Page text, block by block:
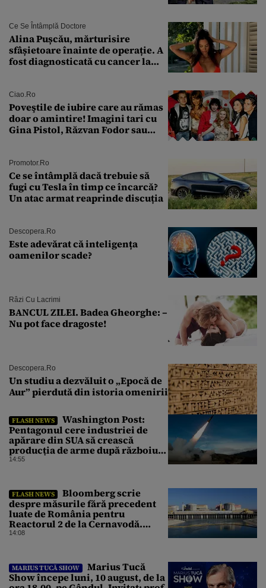
Ce Se Întâmplă Doctore
Alina Pușcău, mărturisire
sfâșietoare înainte de operație. A
fost diagnosticată cu cancer la
îmi salvez viața”
Ciao.ro
Poveştile de iubire care au rămas
doar o amintire! Imagini tari cu
Gina Pistol, Răzvan Fodor sau
Promotor.ro
Ce se întâmplă dacă trebuie să
fugi cu Tesla în timp ce încarcă?
Un atac armat reaprinde discuția
Descopera.ro
Este adevărat că inteligența
oamenilor scade?
Râzi Cu Lacrimi
BANCUL ZILEI. Badea Gheorghe: –
Nu pot face dragoste!
Descopera.ro
Un studiu a dezvăluit o „Epocă de
Aur” pierdută din istoria omenirii
FLASH NEWS
Washington Post:
Pentagonul cere industriei de
apărare din SUA să crească
producția de arme după războiul
cu Iranul
14:55
FLASH NEWS
Bloomberg scrie
despre măsurile fără precedent
luate de România pentru
Reactorul 2 de la Cernavodă.
Operațiunea a mai câștigat nouă
14:08
MARIUS TUCĂ SHOW
Marius Tucă
Show începe luni, 10 august, de la